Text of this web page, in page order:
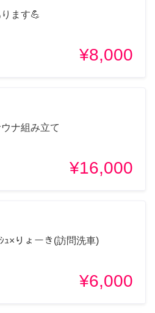
ます💪
¥8,000
ナ組み立て
¥16,000
ｭ×りょーき(訪問洗車)
¥6,000